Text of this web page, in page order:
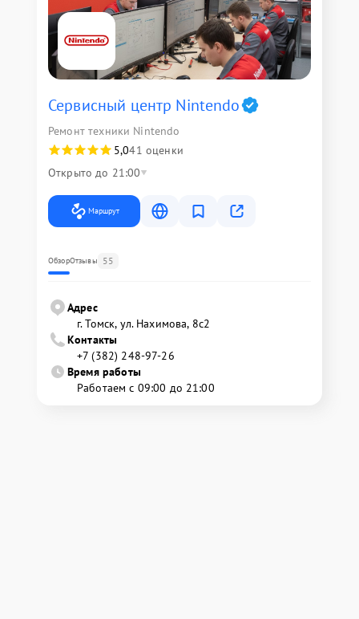
Сервисный центр Nintendo
Ремонт техники Nintendo
5,041 оценки
Открыто до 21:00
Маршрут
ОбзорОтзывы 55
Адрес
г. Томск, ул. Нахимова, 8с2
Контакты
+7 (382) 248-97-26
Время работы
Работаем с 09:00 до 21:00